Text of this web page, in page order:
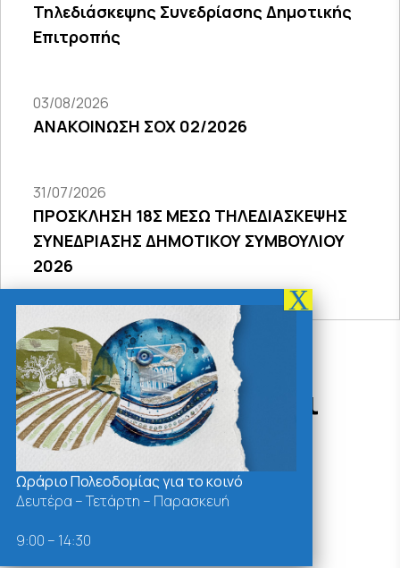
Τηλεδιάσκεψης Συνεδρίασης Δημοτικής
Επιτροπής
03/08/2026
ΑΝΑΚΟΙΝΩΣΗ ΣΟΧ 02/2026
31/07/2026
ΠΡΟΣΚΛΗΣΗ 18Σ ΜΕΣΩ ΤΗΛΕΔΙΑΣΚΕΨΗΣ
ΣΥΝΕΔΡΙΑΣΗΣ ΔΗΜΟΤΙΚΟΥ ΣΥΜΒΟΥΛΙΟΥ
2026
Δράσεις - Χρήσιμοι
Σύνδεσμοι
Ωράριο Πολεοδομίας για το κοινό
Δευτέρα – Τετάρτη – Παρασκευή
9:00 – 14:30